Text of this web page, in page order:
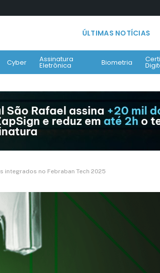
ÚLTIMAS NOTÍCIAS
Cyber Assinatura
Eletrônica Biometria
integrados no Febraban Tech 2025